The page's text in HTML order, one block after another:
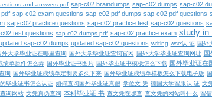
and answers pdf sap-c02 braindumps sap-c02 dumps sap-c02
sap-c02 exam questions sap-c02 pdf dumps sap-c02 pdf questions
sap-c02 practice questions sap-c02 practice test sap-c02 questions
test questions sap-c02 dumps pdf sap-c02 practice exam study in
sap-c02 dumps updated sap-c02 questions writing wse认 证 国外
外大学毕业证在哪里查询 国外大学毕业证查询官网 国外大学毕业证查询网址
绩单原件怎么弄 国外毕业证书图片 国外毕业证书模板怎么下载 国外毕业证在
询 国外毕业证成绩单定制要多久下来 国外毕业证成绩单模板怎么下载电子版
毕业证书怎么认证 如何查询国外毕业证真假 学位文 凭 德国大学留服认 证 文
询网站 文凭真伪查询 本科毕业证 书 查文凭在哪查 查文凭的网站叫什么 留